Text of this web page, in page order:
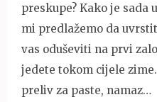
preskupe? Kako je sada
mi predlažemo da
vas oduševiti na prvi
jedete tokom cijele
preliv za paste, namaz…